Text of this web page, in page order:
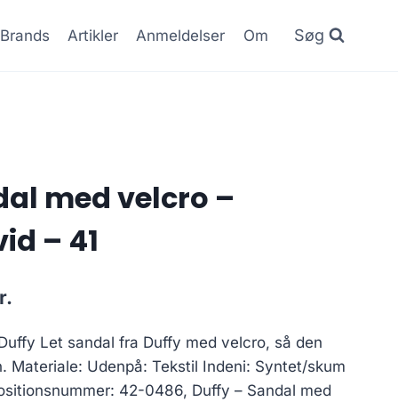
Brands Artikler Anmeldelser Om Søg
med velcro –
– 41
pris
er:
Let sandal fra Duffy med velcro, så den
Materiale: Udenpå: Tekstil Indeni: Syntet/skum
42-0486, Duffy – Sandal med